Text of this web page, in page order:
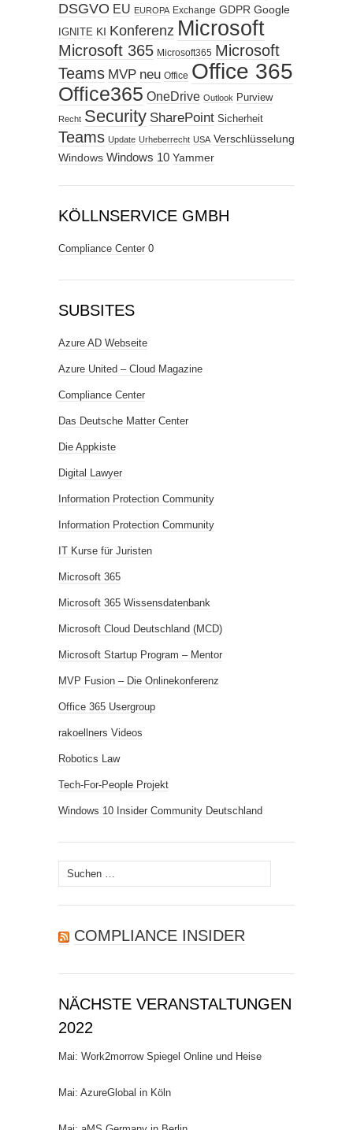
DSGVO EU EUROPA Exchange GDPR Google
IGNITE KI Konferenz Microsoft
Microsoft 365 Microsoft365 Microsoft
Teams MVP neu Office Office 365
Office365 OneDrive Outlook Purview
Recht Security SharePoint Sicherheit
Teams Update Urheberrecht USA Verschlüsselung
Windows Windows 10 Yammer
KÖLLNSERVICE GMBH
Compliance Center 0
SUBSITES
Azure AD Webseite
Azure United – Cloud Magazine
Compliance Center
Das Deutsche Matter Center
Die Appkiste
Digital Lawyer
Information Protection Community
Information Protection Community
IT Kurse für Juristen
Microsoft 365
Microsoft 365 Wissensdatenbank
Microsoft Cloud Deutschland (MCD)
Microsoft Startup Program – Mentor
MVP Fusion – Die Onlinekonferenz
Office 365 Usergroup
rakoellners Videos
Robotics Law
Tech-For-People Projekt
Windows 10 Insider Community Deutschland
Suchen
nach:
COMPLIANCE INSIDER
NÄCHSTE VERANSTALTUNGEN
2022
Mai: Work2morrow Spiegel Online und Heise
Mai: AzureGlobal in Köln